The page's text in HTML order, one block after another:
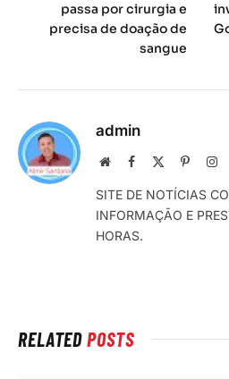
passa por cirurgia e
precisa de doação de
sangue
admin
Local
rede
Internet
Facebook Pinterest
SITE DE NOTÍCIAS
INFORMAÇÃO E
HORAS.
RELATEDPOSTS